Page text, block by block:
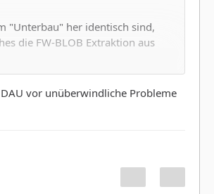
"Unterbau" her identisch sind,
die FW-BLOB Extraktion aus
vor unüberwindliche Probleme